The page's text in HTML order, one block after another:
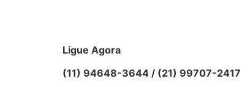
Ligue Agora
(11) 94648-3644 / (21) 99707-2417